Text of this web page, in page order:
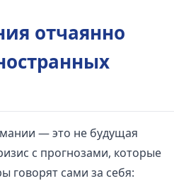
отчаянно
— это не будущая
с прогнозами, которые
говорят сами за себя: